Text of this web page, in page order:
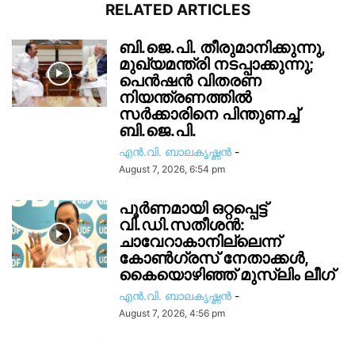
RELATED ARTICLES
ബി.ജെ.പി. തീരുമാനിക്കുന്നു,
മുഖ്യമന്ത്രി നടപ്പാക്കുന്നു;
പെൻഷൻ വിതരണ
നിയന്ത്രണത്തിൽ
സ‍ർക്കാരിനെ പിന്തുണച്ച്
ബി.ജെ.പി.
എൻ.വി. ബാലകൃഷ്ണൻ -
August 7, 2026, 6:54 pm
പൂർണമായി ഒറ്റപ്പെട്ട്
വി.ഡി.സതീശൻ:
ചാവേറാകാനില്ലെന്ന്
കോൺഗ്രസ് നേതാക്കൾ,
കൈയൊഴിഞ്ഞ് മുസ്ലിം ലീഗ്
എൻ.വി. ബാലകൃഷ്ണൻ -
August 7, 2026, 4:56 pm